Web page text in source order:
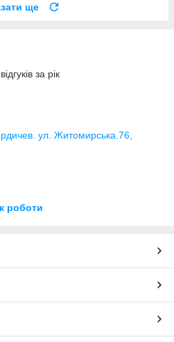
ще
за рік
ул. Житомирська.76,
роботи